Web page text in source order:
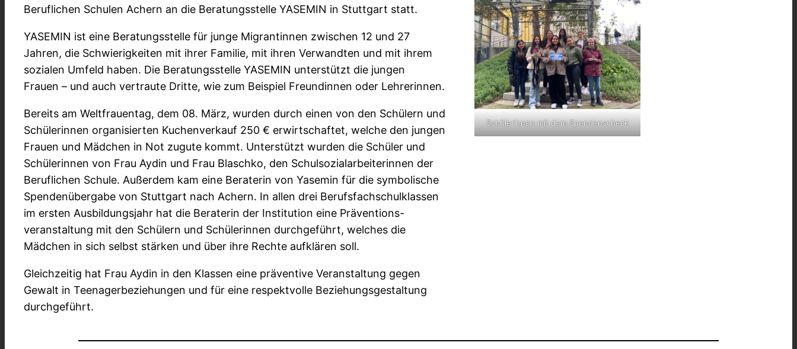
Beruflichen Schulen Achern an die Beratungsstelle YASEMIN in Stuttgart statt.
YASEMIN ist eine Beratungsstelle für junge Migrantinnen zwischen 12 und 27
Jahren, die Schwierigkeiten mit ihrer Familie, mit ihren Verwandten und mit ihrem
sozialen Umfeld haben. Die Beratungsstelle YASEMIN unterstützt die jungen
Frauen – und auch vertraute Dritte, wie zum Beispiel Freundinnen oder Lehrerinnen.
Bereits am Weltfrauentag, dem 08. März, wurden durch einen von den Schülern und
Schülerinnen organisierten Kuchenverkauf 250 € erwirtschaftet, welche den jungen
Frauen und Mädchen in Not zugute kommt. Unterstützt wurden die Schüler und
Schülerinnen von Frau Aydin und Frau Blaschko, den Schulsozialarbeiterinnen der
Beruflichen Schule. Außerdem kam eine Beraterin von Yasemin für die symbolische
Spendenübergabe von Stuttgart nach Achern. In allen drei Berufsfachschulklassen
im ersten Ausbildungsjahr hat die Beraterin der Institution eine Präventions-
veranstaltung mit den Schülern und Schülerinnen durchgeführt, welches die
Mädchen in sich selbst stärken und über ihre Rechte aufklären soll.
Gleichzeitig hat Frau Aydin in den Klassen eine präventive Veranstaltung gegen
Gewalt in Teenagerbeziehungen und für eine respektvolle Beziehungsgestaltung
durchgeführt.
Schülerinnen mit dem Spendenscheck